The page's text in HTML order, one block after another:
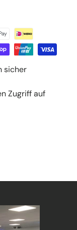
sicher
Zugriff auf